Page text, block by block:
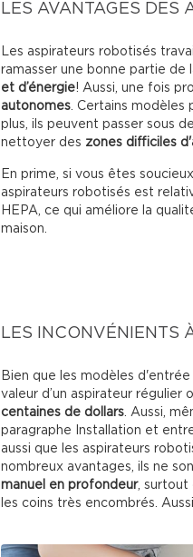
LES AVANTAGES DES
Les aspirateurs robotisés
ramasser une bonne partie de
et d’énergie! Aussi, une fois
autonomes. Certains
plus, ils peuvent passer sous
nettoyer des zones difficiles
En prime, si vous êtes
aspirateurs robotisés est
HEPA, ce qui améliore la
maison.
LES INCONVÉNIENTS
Bien que les modèles
valeur d’un aspirateur régulier
centaines de dollars. Aussi,
paragraphe Installation et
aussi que les aspirateurs
nombreux avantages, ils ne
manuel en profondeur, surtout
les coins très encombrés.